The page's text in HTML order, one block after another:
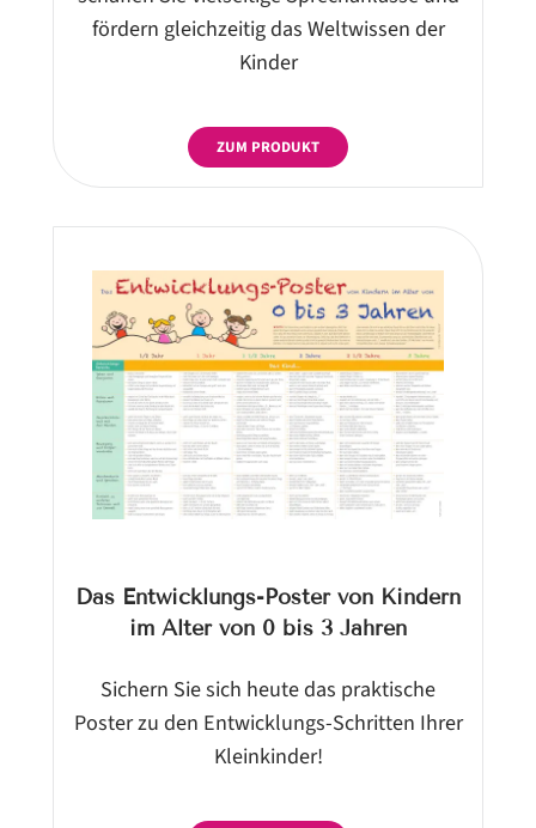
fördern gleichzeitig das Weltwissen der
Kinder
ZUM PRODUKT
Das Entwicklungs-Poster von Kindern
im Alter von 0 bis 3 Jahren
Sichern Sie sich heute das praktische
Poster zu den Entwicklungs-Schritten Ihrer
Kleinkinder!